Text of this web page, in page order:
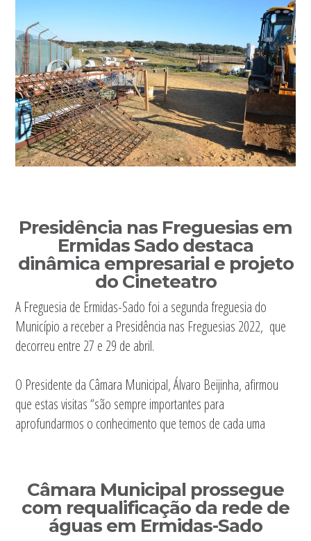
Presidência nas Freguesias em
Ermidas Sado destaca
dinâmica empresarial e projeto
do Cineteatro
A Freguesia de Ermidas-Sado foi a segunda freguesia do
Município a receber a Presidência nas Freguesias 2022, que
decorreu entre 27 e 29 de abril.
O Presidente da Câmara Municipal, Álvaro Beijinha, afirmou
que estas visitas “são sempre importantes para
aprofundarmos o conhecimento que temos de cada uma
Câmara Municipal prossegue
com requalificação da rede de
águas em Ermidas-Sado